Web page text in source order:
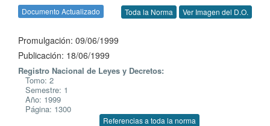
Documento Actualizado Toda la Norma Ver Imagen del D.O.
Promulgación: 09/06/1999
Publicación: 18/06/1999
Registro Nacional de Leyes y Decretos:
Tomo: 2
Semestre: 1
Año: 1999
Página: 1300
Referencias a toda la norma